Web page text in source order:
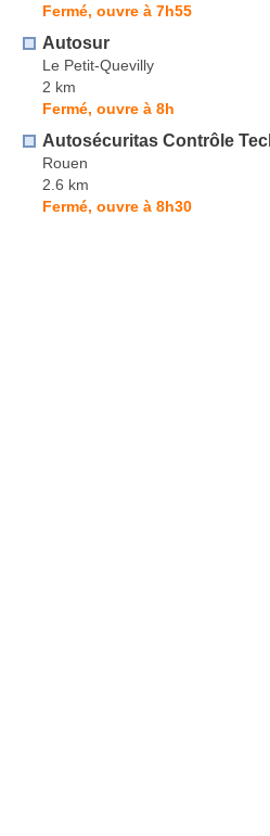
Fermé, ouvre à 7h55
Autosur
Le Petit-Quevilly
2 km
Fermé, ouvre à 8h
Autosécuritas Contrôle
Rouen
2.6 km
Fermé, ouvre à 8h30